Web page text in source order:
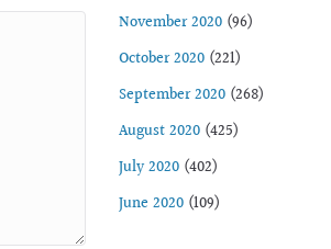
November 2020 (96)
October 2020 (221)
September 2020 (268)
August 2020 (425)
July 2020 (402)
June 2020 (109)